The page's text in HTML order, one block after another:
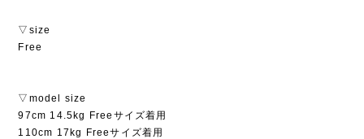
▽size
Free
▽model size
97cm 14.5kg Freeサイズ着用
110cm 17kg Freeサイズ着用